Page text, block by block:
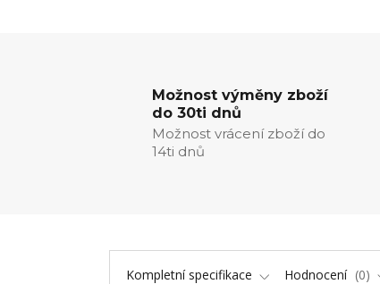
Možnost výměny zboží
do 30ti dnů
Možnost vrácení zboží do
14ti dnů
Kompletní specifikace Hodnocení 0